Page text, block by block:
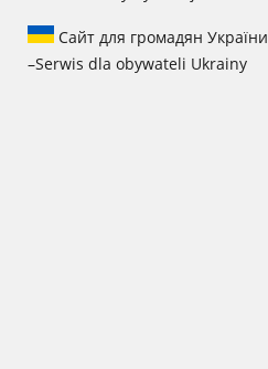
Сайт для громадян України
–Serwis dla obywateli Ukrainy